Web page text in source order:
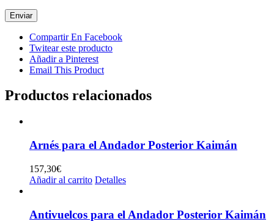
Compartir En Facebook
Twitear este producto
Añadir a Pinterest
Email This Product
Productos relacionados
Arnés para el Andador Posterior Kaimán
157,30€
Añadir al carrito Detalles
Antivuelcos para el Andador Posterior Kaimán